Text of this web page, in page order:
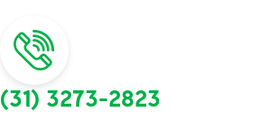
(31) 3273-2823